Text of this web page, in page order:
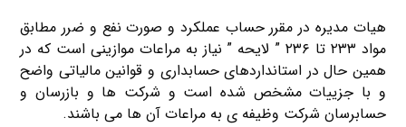
هیات مدیره در مقرر حساب عملکرد و صورت نفع و ضرر مطابق
مواد ۲۳۳ تا ۲۳۶ ” لایحه ” نیاز به مراعات موازینی است که در
همین حال در استانداردهای حسابداری و قوانین مالیاتی واضح
و با جزییات مشخص شده است و شرکت ها و بازرسان و
حسابرسان شرکت وظیفه ی به مراعات آن ها می باشند.